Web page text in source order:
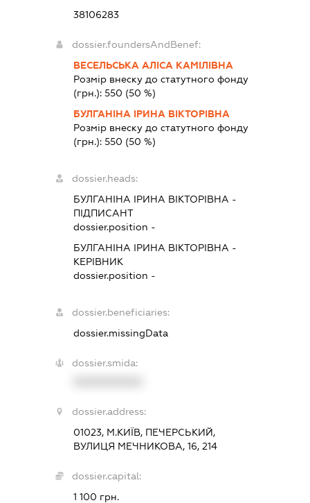
38106283
dossier.foundersAndBenef:
ВЕСЕЛЬСЬКА АЛІСА КАМІЛІВНА
Розмір внеску до статутного фонду
(грн.): 550 (50 %)
БУЛГАНІНА ІРИНА ВІКТОРІВНА
Розмір внеску до статутного фонду
(грн.): 550 (50 %)
dossier.heads:
БУЛГАНІНА ІРИНА ВІКТОРІВНА -
ПІДПИСАНТ
dossier.position -
БУЛГАНІНА ІРИНА ВІКТОРІВНА -
КЕРІВНИК
dossier.position -
dossier.beneficiaries:
dossier.missingData
dossier.smida:
dossier.address:
01023, М.КИЇВ, ПЕЧЕРСЬКИЙ,
ВУЛИЦЯ МЕЧНИКОВА, 16, 214
dossier.capital:
1 100 грн.